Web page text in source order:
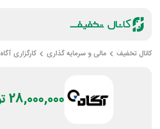
کانال تخفیف مالی و سرمایه گذاری کارگزاری آگاه
28,000,000 تومان